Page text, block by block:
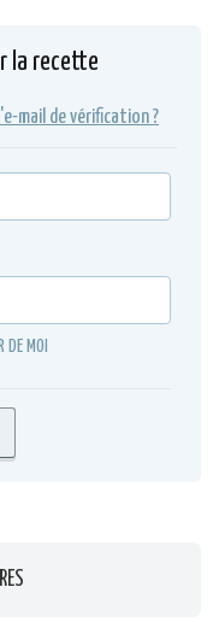
la recette
mail de vérification ?
DE MOI